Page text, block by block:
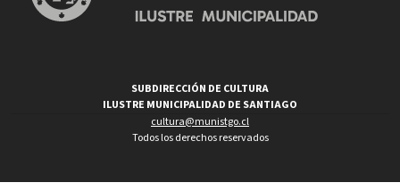
SUBDIRECCIÓN DE CULTURA
ILUSTRE MUNICIPALIDAD DE SANTIAGO
cultura@munistgo.cl
Todos los derechos reservados